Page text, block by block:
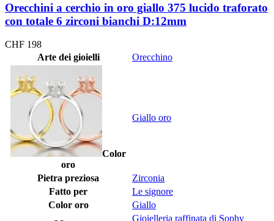
Orecchini a cerchio in oro giallo 375 lucido traforato
con totale 6 zirconi bianchi D:12mm
CHF 198
Arte dei gioielli
Orecchino
Color
oro
Giallo oro
Pietra preziosa
Zirconia
Fatto per
Le signore
Color oro
Giallo
Gioielleria raffinata di Sophy